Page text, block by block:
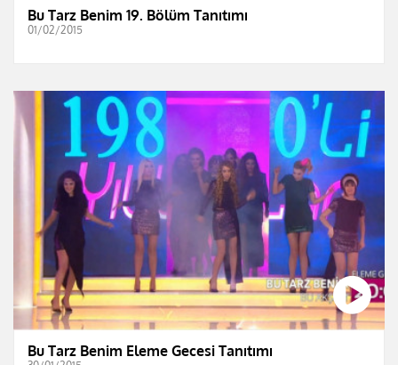
Bu Tarz Benim 19. Bölüm Tanıtımı
01/02/2015
Bu Tarz Benim Eleme Gecesi Tanıtımı